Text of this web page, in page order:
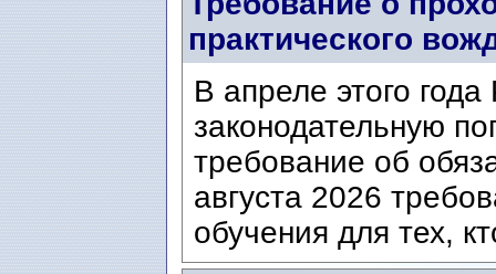
практического
В апреле этого
законодательную
требование об
августа 2026
обучения для тех,